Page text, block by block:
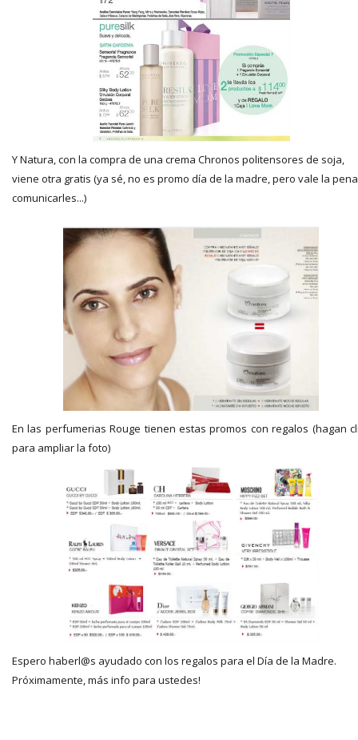
Y Natura, con la compra de una crema Chronos politensores de soja,
viene otra gratis (ya sé, no es promo día de la madre, pero vale la pena
comunicarles...)
En las perfumerias Rouge tienen estas promos con regalos (hagan
para ampliar la foto)
Espero haberl@s ayudado con los regalos para el Día de la Madre.
Próximamente, más info para ustedes!